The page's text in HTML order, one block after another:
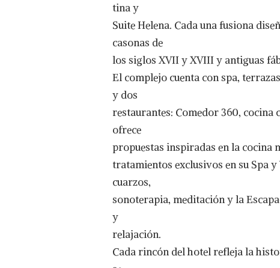
tina y
Suite Helena. Cada una fusiona
casonas de
los siglos XVII y XVIII y antiguas
El complejo cuenta con spa,
y dos
restaurantes: Comedor 360, cocina
ofrece
propuestas inspiradas en la cocina
tratamientos exclusivos en su Spa
cuarzos,
sonoterapia, meditación y la
y
relajación.
Cada rincón del hotel refleja la